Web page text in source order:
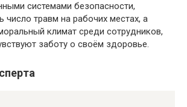
системами безопасности,
число травм на рабочих местах, а
климат среди сотрудников,
заботу о своём здоровье.